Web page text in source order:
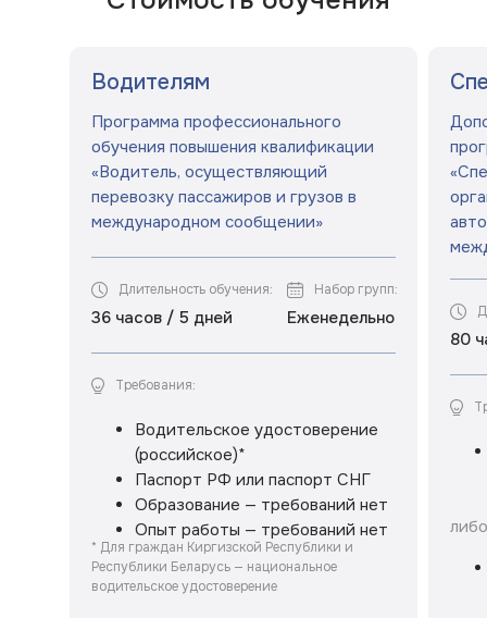
Длительность обучения:
Требования:
Набор групп:
Водителям
Программа профессионального
обучения повышения квалификации
«Водитель, осуществляющий
перевозку пассажиров и грузов в
международном сообщении»
Водительское удостоверение
(российское)*
Паспорт РФ или паспорт СНГ
Образование — требований нет
Опыт работы — требований нет
* Для граждан Киргизской Республики и
Республики Беларусь — национальное
водительское удостоверение
36 часов / 5 дней Еженедельно
либо
80